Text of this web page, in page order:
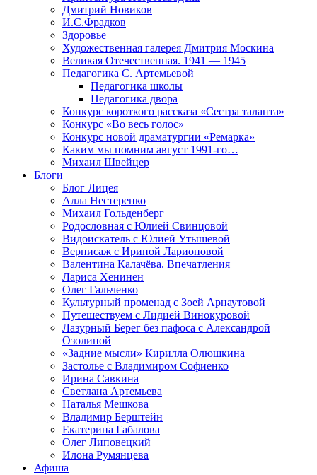
Дмитрий Новиков
И.С.Фрадков
Здоровье
Художественная галерея Дмитрия Москина
Великая Отечественная. 1941 — 1945
Педагогика С. Артемьевой
Педагогика школы
Педагогика двора
Конкурс короткого рассказа «Сестра таланта»
Конкурс «Во весь голос»
Конкурс новой драматургии «Ремарка»
Каким мы помним август 1991-го…
Михаил Швейцер
Блоги
Блог Лицея
Алла Нестеренко
Михаил Гольденберг
Родословная с Юлией Свинцовой
Видоискатель с Юлией Утышевой
Вернисаж с Ириной Ларионовой
Валентина Калачёва. Впечатления
Лариса Хенинен
Олег Гальченко
Культурный променад с Зоей Арнаутовой
Путешествуем с Лидией Винокуровой
Лазурный Берег без пафоса с Александрой
Озолиной
«Задние мысли» Кирилла Олюшкина
Застолье с Владимиром Софиенко
Ирина Савкина
Светлана Артемьева
Наталья Мешкова
Владимир Берштейн
Екатерина Габалова
Олег Липовецкий
Илона Румянцева
Афиша